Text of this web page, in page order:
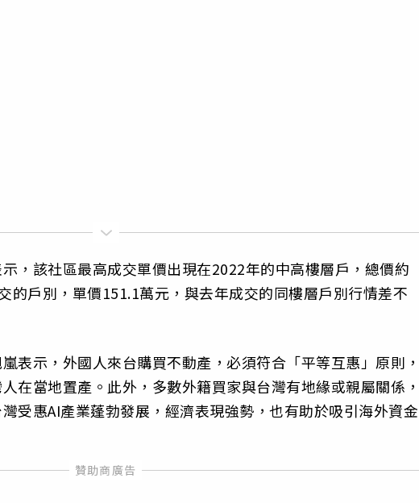
，該社區最高成交單價出現在2022年的中高樓層戶，總價約
的戶別，單價151.1萬元，與去年成交的同樓層戶別行情差不
表示，外國人來台購買不動產，必須符合「平等互惠」原則
在當地置產。此外，多數外籍買家與台灣有地緣或親屬關係
受惠AI產業蓬勃發展，經濟表現強勢，也有助於吸引海外資金